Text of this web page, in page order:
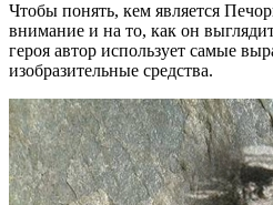
Чтобы понять, кем является
внимание и на то, как он
героя автор использует самые
изобразительные средства.